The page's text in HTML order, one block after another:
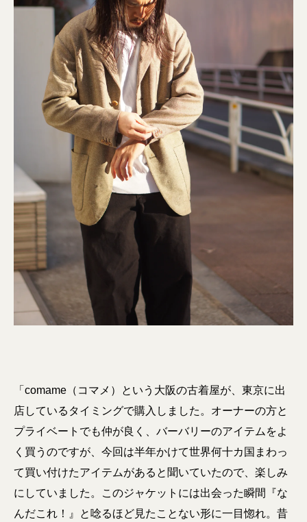
「comame（コマメ）という大阪の古着屋が、東京に出
店しているタイミングで購入しました。オーナーの方と
プライベートでも仲が良く、バーバリーのアイテムをよ
く買うのですが、今回は半年かけて世界何十カ国まわっ
て買い付けたアイテムがあると聞いていたので、楽しみ
にしていました。このジャケットには出会った瞬間『な
んだこれ！』と唸るほど見たことない形に一目惚れ。昔